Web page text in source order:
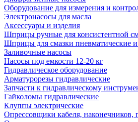
Оборудование для измерения и
Электронасосы для масла
Аксессуары и изделия
Шприцы ручные для консистентной
Шприцы для смазки пневматические
Заливочные насосы
Насосы под емкости 12-20 кг
Гидравлическое оборудование
Арматурорезы гидравлические
Запчасти к гидравлическому
Гайколомы гидравлические
Клуппы электрические
Опрессовщики кабеля, наконечников,